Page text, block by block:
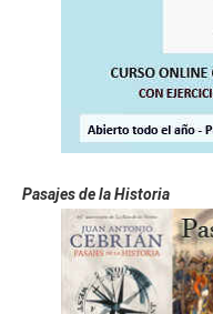
Pasajes de la Historia